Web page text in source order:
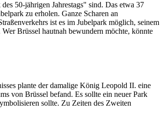
50-jährigen Jahrestags" sind. Das etwa 37
zu erholen. Ganze Scharen an
ist es im Jubelpark möglich, seinem
Brüssel hautnah bewundern möchte, könnte
plante der damalige König Leopold II. eine
von Brüssel befand. Es sollte ein neuer Park
sollte. Zu Zeiten des Zweiten